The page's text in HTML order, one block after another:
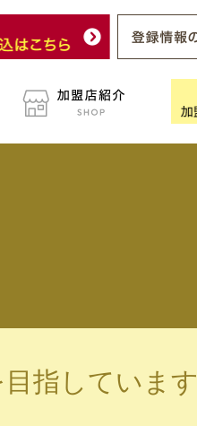
指しています